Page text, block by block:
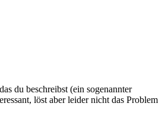
du beschreibst (ein sogenannter
löst aber leider nicht das Problem